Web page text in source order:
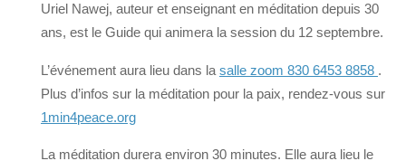
Uriel Nawej, auteur et enseignant en méditation depuis 30
ans, est le Guide qui animera la session du 12 septembre.
L’événement aura lieu dans la salle zoom 830 6453 8858 .
Plus d’infos sur la méditation pour la paix, rendez-vous sur
1min4peace.org
La méditation durera environ 30 minutes. Elle aura lieu le